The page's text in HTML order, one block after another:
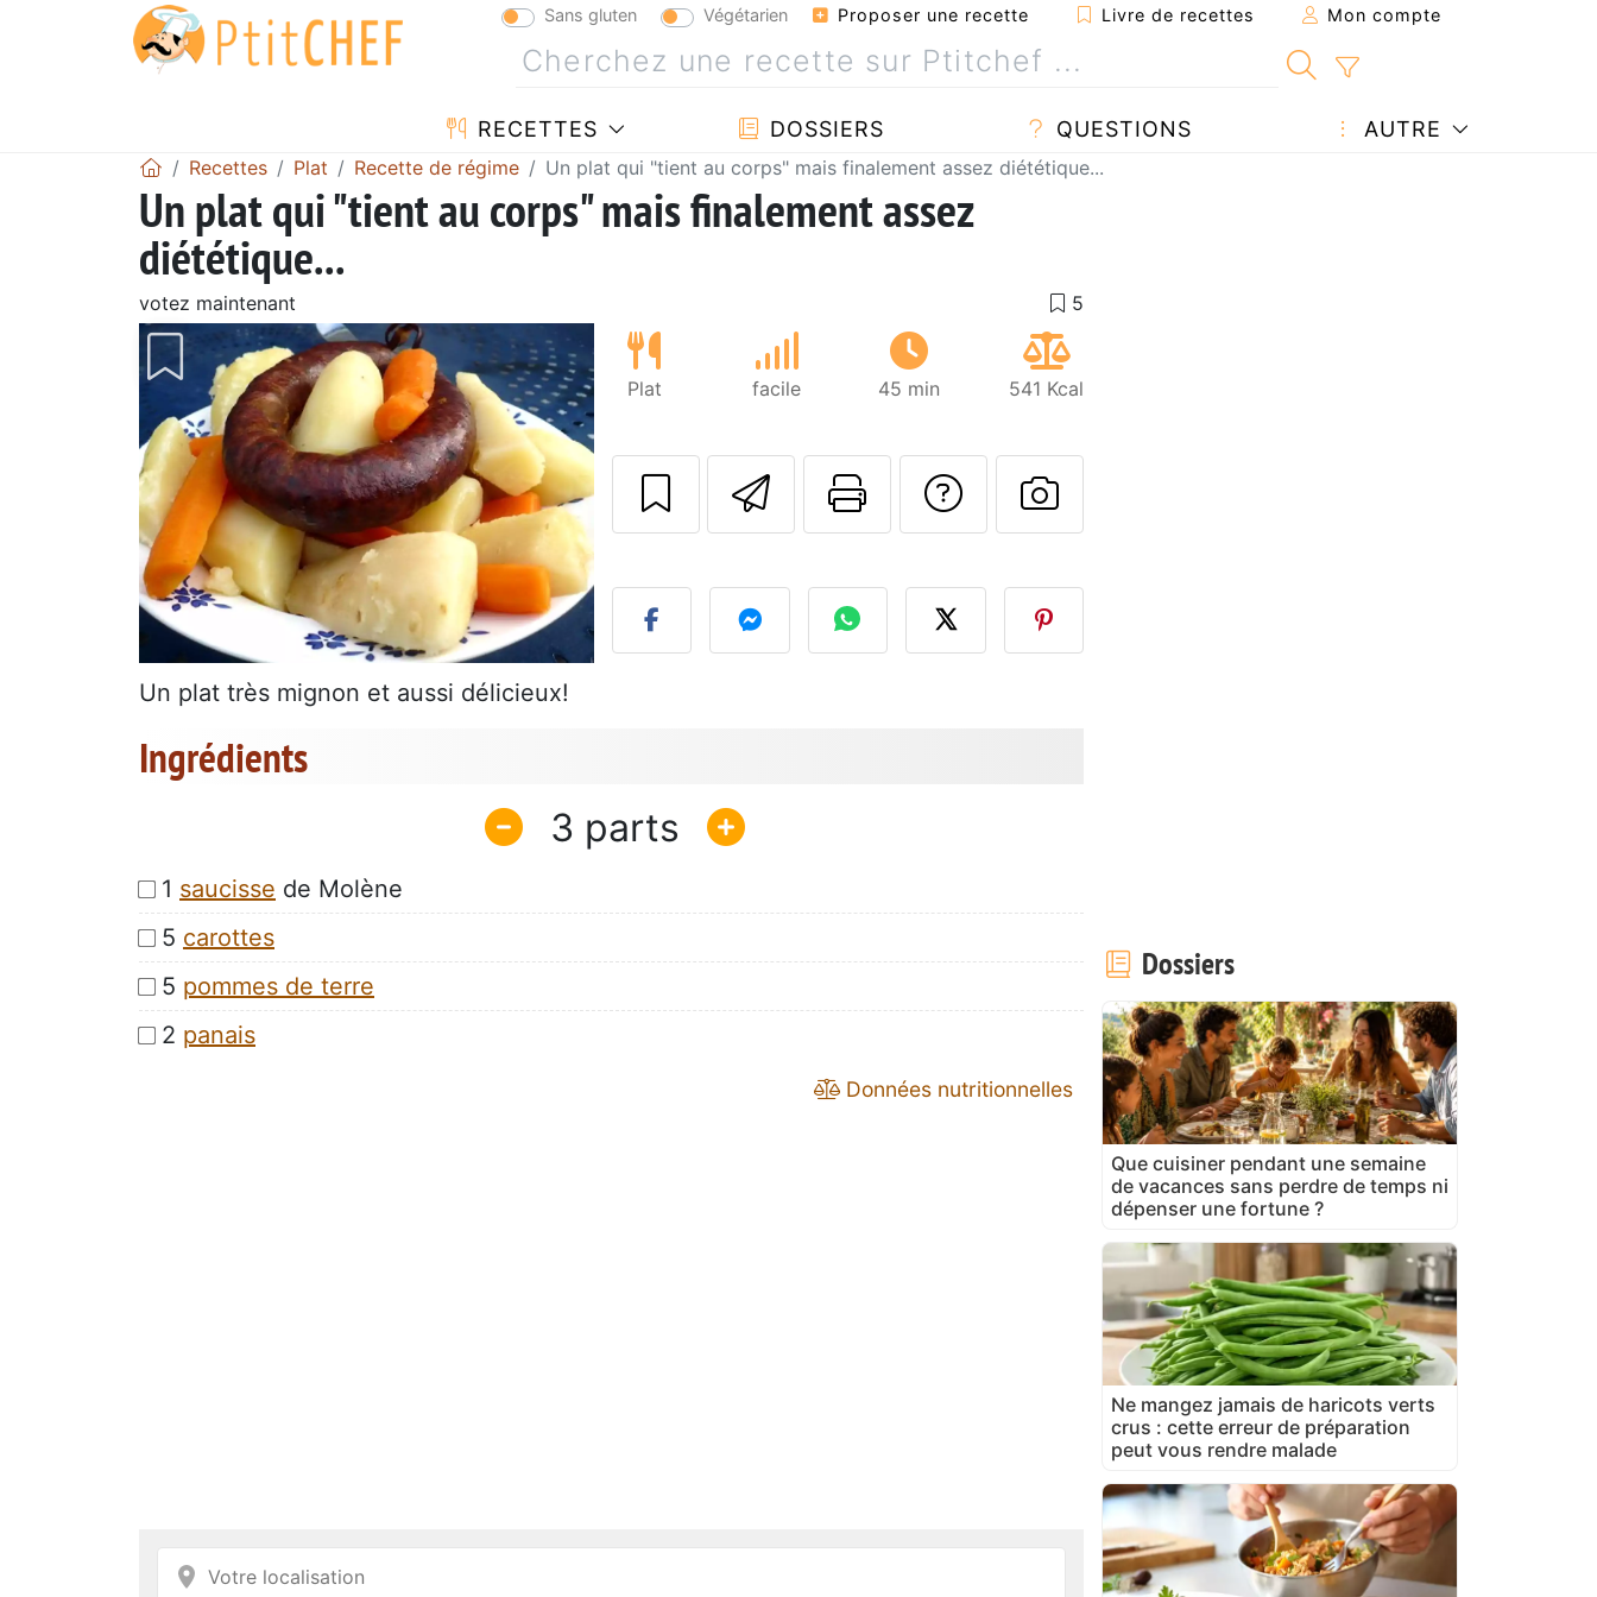
Sans gluten Végétarien Proposer une recette Livre de recettes Mon compte
RECETTES DOSSIERS QUESTIONS AUTRE
Recettes Plat Recette de régime Un plat qui "tient au corps" mais finalement assez diététique...
Un plat qui "tient au corps" mais finalement assez
diététique...
votez maintenant
Plat facile 45 min 541 Kcal
Envoyer cette recette à un ami
Imprimer cette page
Poser une question à l'auteur
Publier votre photo de cette
Un plat très mignon et aussi délicieux!
Ingrédients
3
1 saucisse de Molène
5 carottes
5 pommes de terre
2 panais
Données nutritionnelles
Dossiers
Que cuisiner pendant une semaine
de vacances sans perdre de temps ni
dépenser une fortune ?
Ne mangez jamais de haricots verts
crus : cette erreur de préparation
peut vous rendre malade